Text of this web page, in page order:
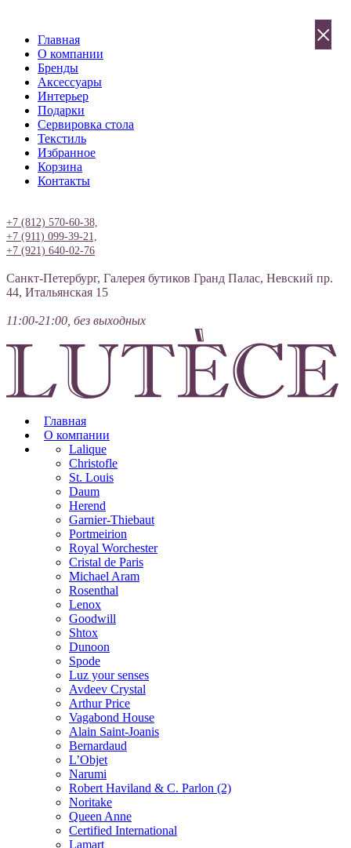
Главная
О компании
Бренды
Аксессуары
Интерьер
Подарки
Сервировка стола
Текстиль
Избранное
Корзина
Контакты
+7 (812) 570-60-38,
+7 (911) 099-39-21,
+7 (921) 640-02-76
Санкт-Петербург, Галерея бутиков Гранд Палас, Невский пр.
44, Итальянская 15
11:00-21:00, без выходных
Главная
О компании
Lalique
Christofle
St. Louis
Daum
Herend
Garnier-Thiebaut
Portmeirion
Royal Worchester
Cristal de Paris
Michael Aram
Rosenthal
Lenox
Goodwill
Shtox
Dunoon
Spode
Luz your senses
Avdeev Crystal
Arthur Price
Vagabond House
Alain Saint-Joanis
Bernardaud
L’Objet
Narumi
Robert Haviland & C. Parlon (2)
Noritakе
Queen Anne
Certified International
Lamart
×